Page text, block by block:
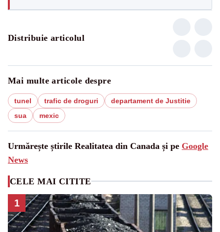
Distribuie articolul
Mai multe articole despre
tunel trafic de droguri
departament de Justitie
sua
mexic
Urmărește știrile Realitatea din Canada și pe Google
News
CELE MAI CITITE
1